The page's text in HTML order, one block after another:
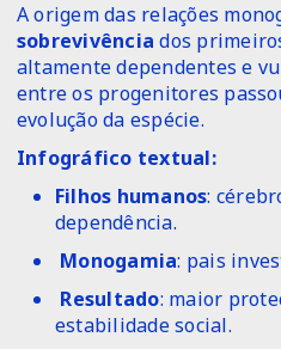
A origem das relações
sobrevivência dos
altamente dependentes e
entre os progenitores
evolução da espécie.
Infográfico textual:
Filhos humanos:
dependência.
Monogamia: pais
Resultado: maior
estabilidade social.